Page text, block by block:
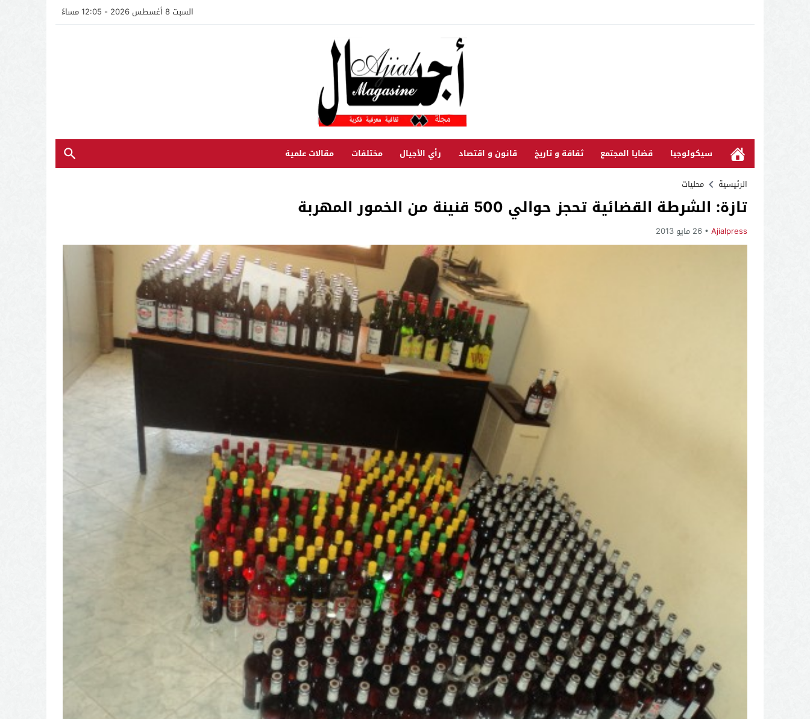
السبت 8 أغسطس 2026 - 12:05 مساءً
سيكولوجيا قضايا المجتمع ثقافة و تاريخ قانون و اقتصاد رأي الأجيال مختلفات مقالات علمية
الرئيسية محليات
تازة: الشرطة القضائية تحجز حوالي 500 قنينة من الخمور المهربة
Ajialpress 26 مايو 2013